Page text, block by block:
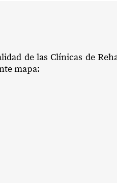
de las Clínicas de
mapa: